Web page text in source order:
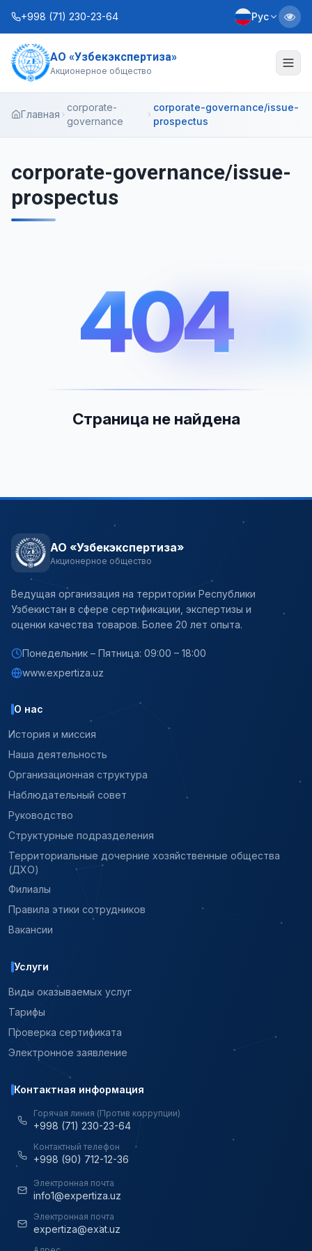
+998 (71) 230-23-64 Рус
АО «Узбекэкспертиза»
Акционерное общество
О нас
Информационная служба
Контакты
Главная
corporate-
governance
corporate-governance/issue-
prospectus
corporate-governance/issue-
prospectus
404
404
Страница не найдена
АО «Узбекэкспертиза»
Акционерное общество
Ведущая организация на территории Республики
Узбекистан в сфере сертификации, экспертизы и
оценки качества товаров. Более 20 лет опыта.
Понедельник – Пятница: 09:00 – 18:00
www.expertiza.uz
О нас
История и миссия
Наша деятельность
Организационная структура
Наблюдательный совет
Руководство
Структурные подразделения
Территориальные дочерние хозяйственные общества
(ДХО)
Филиалы
Правила этики сотрудников
Вакансии
Услуги
Виды оказываемых услуг
Тарифы
Проверка сертификата
Электронное заявление
Контактная информация
Горячая линия (Против коррупции)
+998 (71) 230-23-64
Контактный телефон
+998 (90) 712-12-36
Электронная почта
info1@expertiza.uz
Электронная почта
expertiza@exat.uz